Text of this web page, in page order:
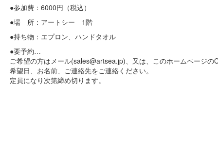
●参加費：6000円（税込）
●場 所：アートシー 1階
●持ち物：エプロン、ハンドタオル
●要予約…
ご希望の方はメール(sales@artsea.jp)、又は、このホームページの
希望日、お名前、ご連絡先をご連絡ください。
定員になり次第締め切ります。